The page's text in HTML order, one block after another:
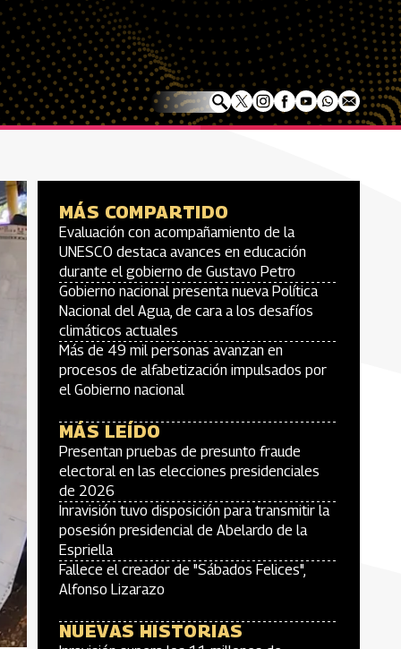
MÁS COMPARTIDO
Evaluación con acompañamiento de la
UNESCO destaca avances en educación
durante el gobierno de Gustavo Petro
Gobierno nacional presenta nueva Política
Nacional del Agua, de cara a los desafíos
climáticos actuales
Más de 49 mil personas avanzan en
procesos de alfabetización impulsados por
el Gobierno nacional
MÁS LEÍDO
Presentan pruebas de presunto fraude
electoral en las elecciones presidenciales
de 2026
Inravisión tuvo disposición para transmitir la
posesión presidencial de Abelardo de la
Espriella
Fallece el creador de "Sábados Felices",
Alfonso Lizarazo
NUEVAS HISTORIAS